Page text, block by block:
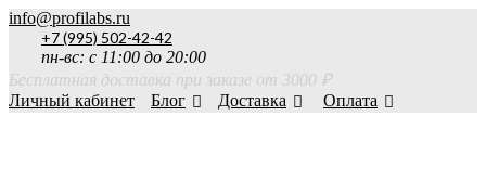
info@profilabs.ru
+7 (995) 502-42-42
пн-вс: с 11:00 до 20:00
Бесплатная доставка при заказе от 3000 ₽
Личный кабинет
Блог Доставка Оплата